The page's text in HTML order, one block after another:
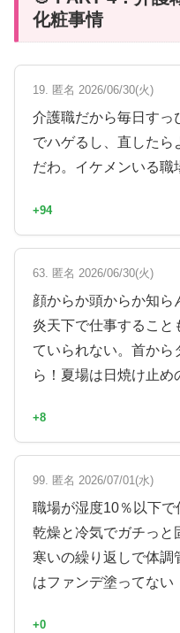
化粧事情
19. 匿名 2026/06/30(火)
介護職だから毎日すっ
でハゲるし、直したら
だわ。イケメンいる職
+94
63. 匿名 2026/06/30(火)
顔からか頭からか知ら
炎天下で仕事すること
ていられない。首から
ら！夏場は日焼け止め
+8
99. 匿名 2026/07/01(水)
職場が湿度10％以下
乾燥と冷気でガチっ
寒いの繰り返しで体調
はファンデ塗ってない
+0